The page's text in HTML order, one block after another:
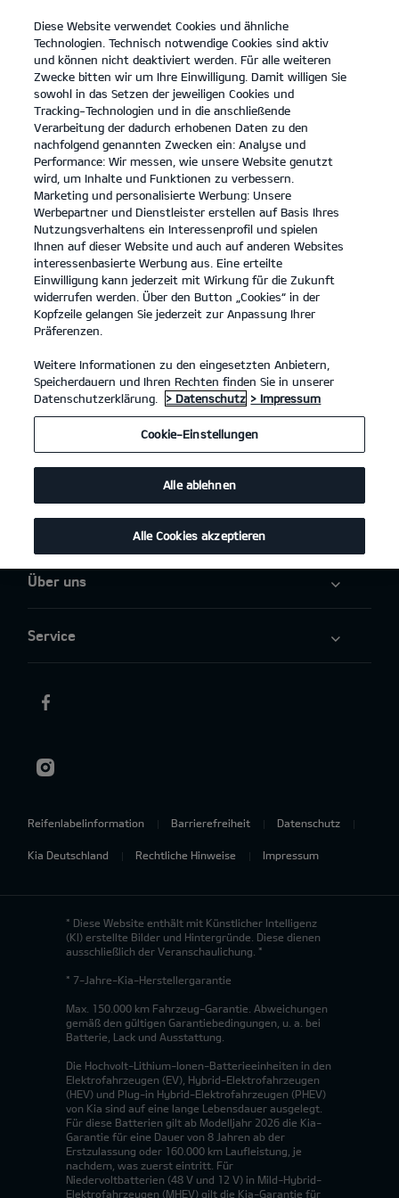
open
menu
KONTAKT
PROBEFAHRT
PBV Nutzfahrzeuge
Modelle
Business
Angebote
Elektromobilität
Über uns
Service
Reifenlabelinformation Barrierefreiheit Datenschutz
Kia Deutschland Rechtliche Hinweise Impressum
* Diese Website enthält mit Künstlicher Intelligenz
(KI) erstellte Bilder und Hintergründe. Diese dienen
ausschließlich der Veranschaulichung. *
* 7-Jahre-Kia-Herstellergarantie
Max. 150.000 km Fahrzeug-Garantie. Abweichungen
gemäß den gültigen Garantiebedingungen, u. a. bei
Batterie, Lack und Ausstattung.
Die Hochvolt-Lithium-Ionen-Batterieeinheiten in den
Elektrofahrzeugen (EV), Hybrid-Elektrofahrzeugen
(HEV) und Plug-in Hybrid-Elektrofahrzeugen (PHEV)
von Kia sind auf eine lange Lebensdauer ausgelegt.
Für diese Batterien gilt ab Modelljahr 2026 die Kia-
Garantie für eine Dauer von 8 Jahren ab der
Erstzulassung oder 160.000 km Laufleistung, je
nachdem, was zuerst eintritt. Für
Niedervoltbatterien (48 V und 12 V) in Mild-Hybrid-
Elektrofahrzeugen (MHEV) gilt die Kia-Garantie für
Diese Website verwendet Cookies und ähnliche
Technologien. Technisch notwendige Cookies sind aktiv
und können nicht deaktiviert werden. Für alle weiteren
Zwecke bitten wir um Ihre Einwilligung. Damit willigen Sie
sowohl in das Setzen der jeweiligen Cookies und
Tracking-Technologien und in die anschließende
Verarbeitung der dadurch erhobenen Daten zu den
nachfolgend genannten Zwecken ein: Analyse und
Performance: Wir messen, wie unsere Website genutzt
wird, um Inhalte und Funktionen zu verbessern.
Marketing und personalisierte Werbung: Unsere
Werbepartner und Dienstleister erstellen auf Basis Ihres
Nutzungsverhaltens ein Interessenprofil und spielen
Ihnen auf dieser Website und auch auf anderen Websites
interessenbasierte Werbung aus. Eine erteilte
Einwilligung kann jederzeit mit Wirkung für die Zukunft
widerrufen werden. Über den Button „Cookies“ in der
Kopfzeile gelangen Sie jederzeit zur Anpassung Ihrer
Präferenzen.
Weitere Informationen zu den eingesetzten Anbietern,
Speicherdauern und Ihren Rechten finden Sie in unserer
Datenschutzerklärung.
> Datenschutz > Impressum
Cookie-Einstellungen
Alle ablehnen
Alle Cookies akzeptieren